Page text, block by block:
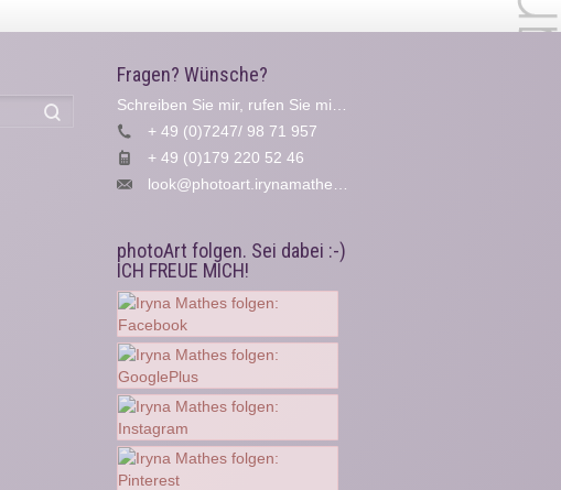
Fragen? Wünsche?
Schreiben Sie mir, rufen Sie mich an...
+ 49 (0)7247/ 98 71 957
+ 49 (0)179 220 52 46
look@photoart.irynamathes.de
photoArt folgen. Sei dabei :-)
ICH FREUE MICH!